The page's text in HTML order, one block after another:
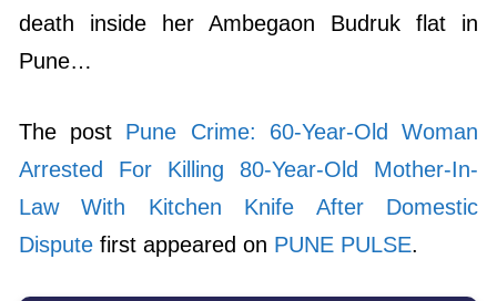
death inside her Ambegaon Budruk flat in
Pune…
The post Pune Crime: 60-Year-Old Woman
Arrested For Killing 80-Year-Old Mother-In-
Law With Kitchen Knife After Domestic
Dispute first appeared on PUNE PULSE.